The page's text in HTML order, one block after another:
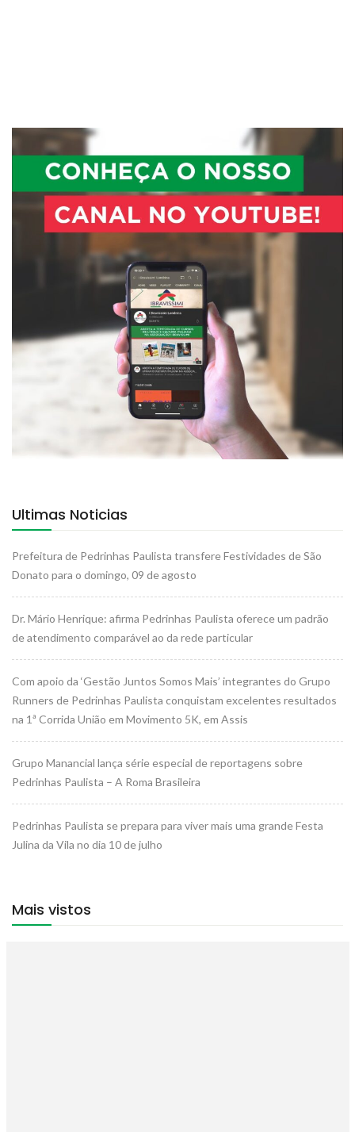
Ultimas Noticias
Prefeitura de Pedrinhas Paulista transfere Festividades de São
Donato para o domingo, 09 de agosto
Dr. Mário Henrique: afirma Pedrinhas Paulista oferece um padrão
de atendimento comparável ao da rede particular
Com apoio da ‘Gestão Juntos Somos Mais’ integrantes do Grupo
Runners de Pedrinhas Paulista conquistam excelentes resultados
na 1ª Corrida União em Movimento 5K, em Assis
Grupo Manancial lança série especial de reportagens sobre
Pedrinhas Paulista – A Roma Brasileira
Pedrinhas Paulista se prepara para viver mais uma grande Festa
Julina da Vila no dia 10 de julho
Mais vistos